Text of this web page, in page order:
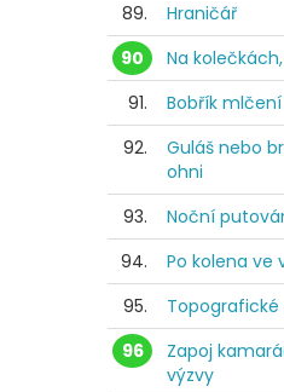
89.
Hraničář
90
Na
91.
Bobřík mlčení
92.
Guláš nebo
ohni
93.
Noční
94.
Po kolena ve
95.
Topografické
96
Zapoj
výzvy